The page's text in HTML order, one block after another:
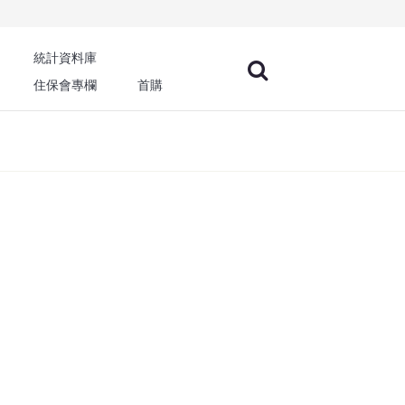
統計資料庫
住保會專欄
首購